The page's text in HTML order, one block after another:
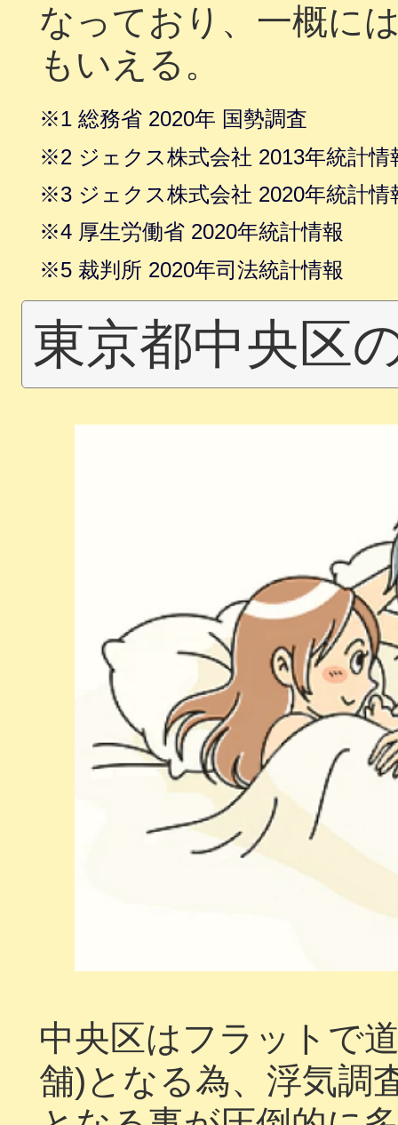
なっており、一概に
もいえる。
※1 総務省 2020年 国勢調査
※2 ジェクス株式会社 2013年統計情
※3 ジェクス株式会社 2020年統計情
※4 厚生労働省 2020年統計情報
※5 裁判所 2020年司法統計情報
東京都中央区
中央区はフラットで
舗)となる為、浮気調